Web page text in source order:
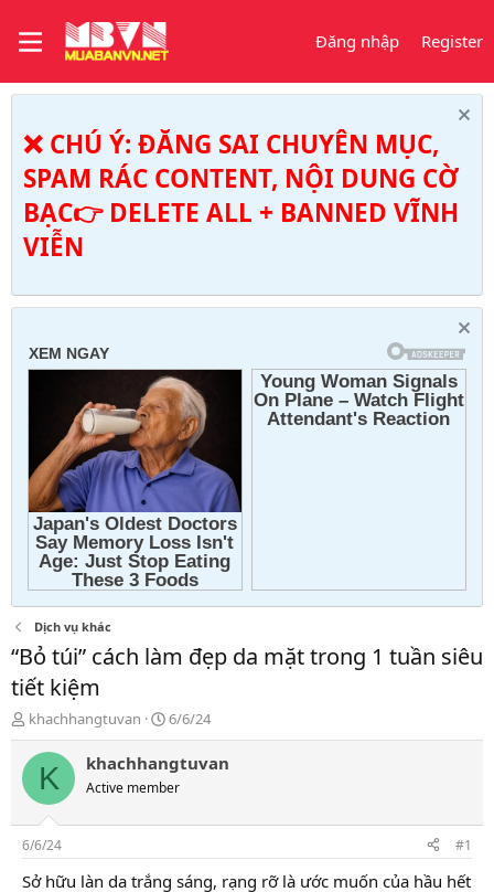
Đăng nhập Register
❌ CHÚ Ý: ĐĂNG SAI CHUYÊN MỤC,
SPAM RÁC CONTENT, NỘI DUNG CỜ
BẠC👉 DELETE ALL + BANNED VĨNH
VIỄN
Dịch vụ khác
“Bỏ túi” cách làm đẹp da mặt trong 1 tuần siêu
tiết kiệm
T
h
r
a
s
t
a
khachhangtuvan
N
g
à
y
g
6/6/24
K khachhangtuvan
Active member
6/6/24 #1
Sở hữu làn da trắng sáng, rạng rỡ là ước muốn của hầu hết